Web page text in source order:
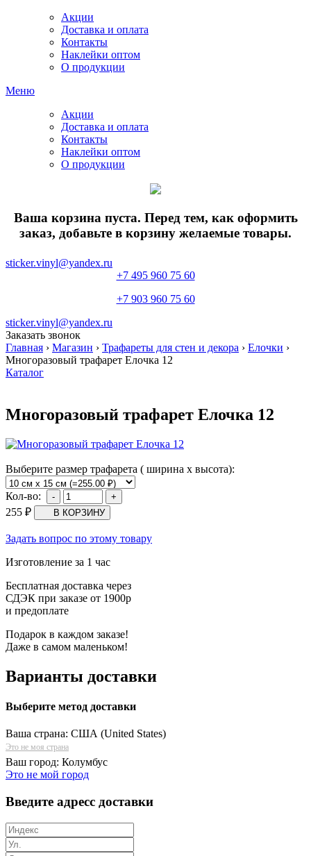
Акции
Доставка и оплата
Контакты
Наклейки оптом
О продукции
Меню
Акции
Доставка и оплата
Контакты
Наклейки оптом
О продукции
Ваша корзина пуста. Перед тем, как оформить
заказ, добавьте в корзину желаемые товары.
sticker.vinyl@yandex.ru
+7 495 960 75 60
+7 903 960 75 60
sticker.vinyl@yandex.ru
Заказать звонок
Главная › Магазин › Трафареты для стен и декора › Елочки ›
Многоразовый трафарет Елочка 12
Каталог
Многоразовый трафарет Елочка 12
Выберите размер трафарета ( ширина х высота):
Кол-во:
255 ₽
Задать вопрос по этому товару
Изготовление за 1 час
Бесплатная доставка через
СДЭК при заказе от 1900р
и предоплате
Подарок в каждом заказе!
Даже в самом маленьком!
Варианты доставки
Выберите метод доставки
Ваша страна: США (United States)
Это не моя страна
Ваш город: Колумбус
Это не мой город
Введите адресс доставки